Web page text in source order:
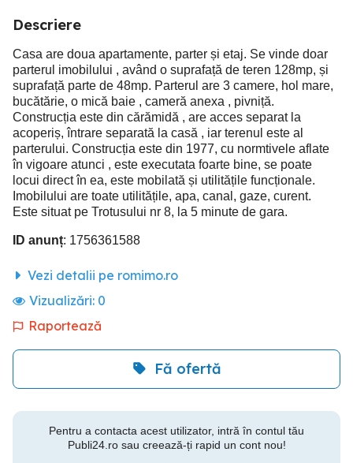
Descriere
Casa are doua apartamente, parter și etaj. Se vinde doar
parterul imobilului , având o suprafață de teren 128mp, și
suprafață parte de 48mp. Parterul are 3 camere, hol mare,
bucătărie, o mică baie , cameră anexa , pivniță.
Construcția este din cărămidă , are acces separat la
acoperiș, întrare separată la casă , iar terenul este al
parterului. Construcția este din 1977, cu normtivele aflate
în vigoare atunci , este executata foarte bine, se poate
locui direct în ea, este mobilată și utilitățile funcționale.
Imobilului are toate utilitățile, apa, canal, gaze, curent.
Este situat pe Trotusului nr 8, la 5 minute de gara.
ID anunț: 1756361588
Vezi detalii pe romimo.ro
Vizualizări: 0
Raportează
Fă ofertă
Pentru a contacta acest utilizator, intră în contul tău
Publi24.ro sau creează-ți rapid un cont nou!